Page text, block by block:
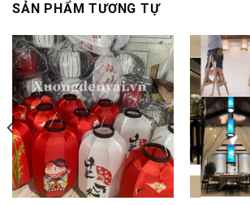
SẢN PHẨM TƯƠNG TỰ